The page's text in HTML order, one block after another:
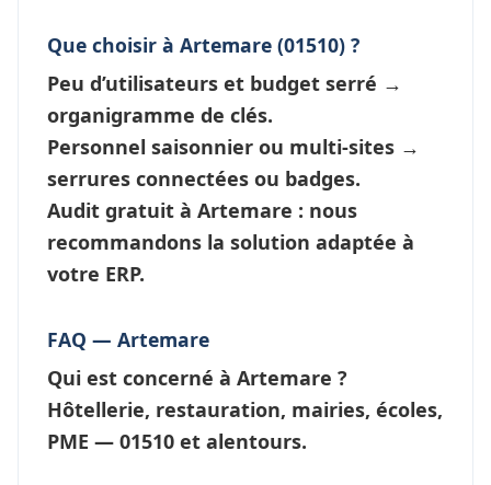
Que choisir à Artemare (01510) ?
Peu d’utilisateurs et budget serré →
organigramme de clés.
Personnel saisonnier ou multi-sites →
serrures connectées ou badges.
Audit gratuit à Artemare : nous
recommandons la solution adaptée à
votre ERP.
FAQ — Artemare
Qui est concerné à Artemare ?
Hôtellerie, restauration, mairies, écoles,
PME — 01510 et alentours.